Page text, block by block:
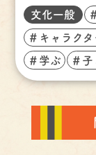
文化一般
＃キャラク
＃学ぶ ＃